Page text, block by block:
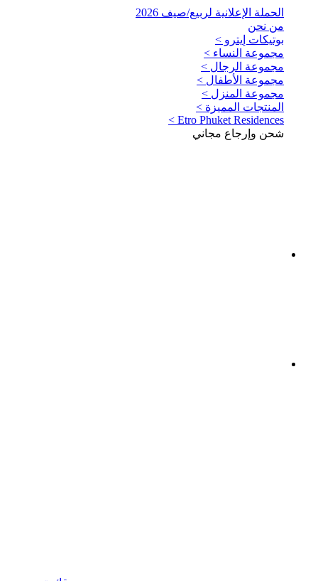
الحملة الإعلانية لربيع/صيف 2026
من نحن
بوتيكات إيترو >
مجموعة النساء >
مجموعة الرجال >
مجموعة الأطفال >
مجموعة المنزل >
المنتجات المميزة >
Etro Phuket Residences >
شحن وإرجاع مجاني